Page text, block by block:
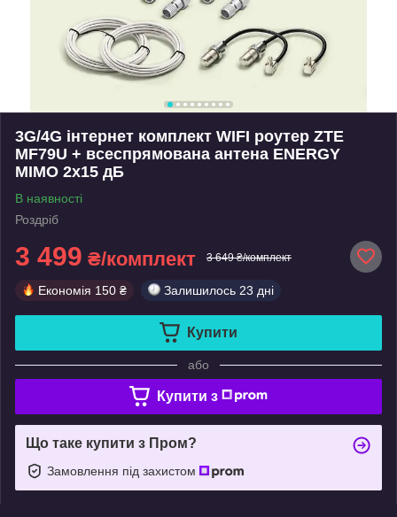
3G/4G інтернет комплект WIFI роутер ZTE
MF79U + всеспрямована антена ENERGY
MIMO 2x15 дБ
В наявності
Роздріб
3 499 ₴/комплект 3 649 ₴/комплект
Економія 150 ₴ Залишилось 23 дні
Купити
або
Купити з
Що таке купити з Пром?
Замовлення під захистом